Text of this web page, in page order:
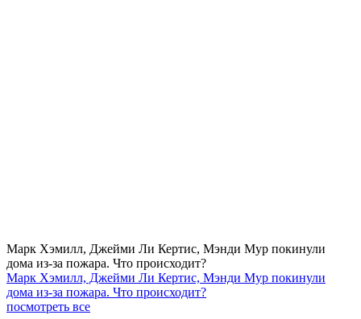
Марк Хэмилл, Джейми Ли Кертис, Мэнди Мур покинули
дома из-за пожара. Что происходит?
Марк Хэмилл, Джейми Ли Кертис, Мэнди Мур покинули
дома из-за пожара. Что происходит?
посмотреть все